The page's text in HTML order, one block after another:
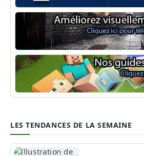
Minecraft Forge
Shaders Minecraft
Guide Minecraft
LES TENDANCES DE LA SEMAINE